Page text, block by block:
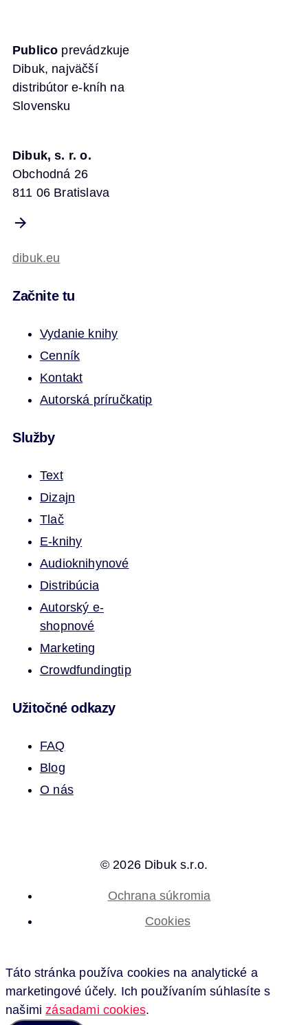
Publico prevádzkuje
Dibuk, najväčší
distribútor e-kníh na
Slovensku
Dibuk, s. r. o.
Obchodná 26
811 06 Bratislava
dibuk.eu
Začnite tu
Vydanie knihy
Cenník
Kontakt
Autorská príručkatip
Služby
Text
Dizajn
Tlač
E-knihy
Audioknihynové
Distribúcia
Autorský e-
shopnové
Marketing
Crowdfundingtip
Užitočné odkazy
FAQ
Blog
O nás
© 2026 Dibuk s.r.o.
Ochrana súkromia
Cookies
Táto stránka používa cookies na analytické a
marketingové účely. Ich používaním súhlasíte s
našimizásadami cookies.